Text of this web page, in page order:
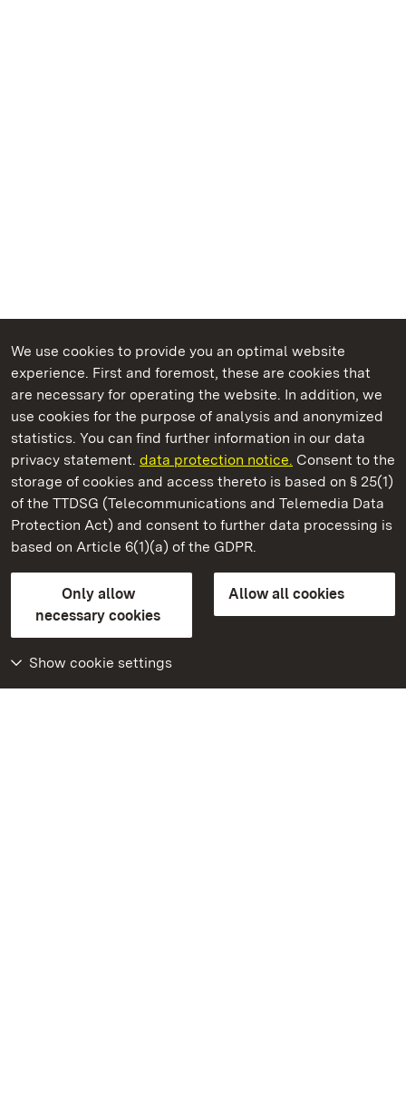
We use cookies to provide you an optimal website
experience. First and foremost, these are cookies that
are necessary for operating the website. In addition, we
use cookies for the purpose of analysis and anonymized
statistics. You can find further information in our data
privacy statement. data protection notice. Consent to the
storage of cookies and access thereto is based on § 25(1)
of the TTDSG (Telecommunications and Telemedia Data
Protection Act) and consent to further data processing is
based on Article 6(1)(a) of the GDPR.
Only allow
necessary cookies
Allow all cookies
Show cookie settings
State Palaces and Gardens of Baden-Wuerttemberg
Bruchsal Palace
State Palaces and Gardens of Baden-Wuerttemberg
Contact usFAQMasthead
Declaration on barrier-free access
BITV-konform (geprüfte Seiten)